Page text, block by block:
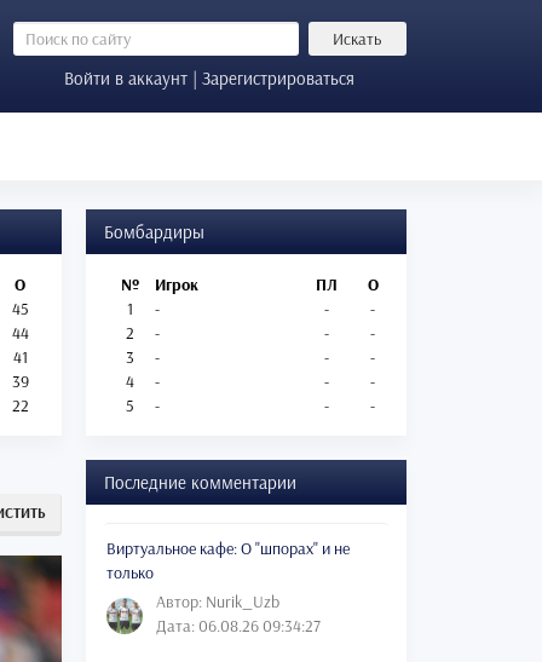
Искать
Войти в аккаунт | Зарегистрироваться
О
45
44
41
39
22
Бомбардиры
№ Игрок ПЛ
О
1
- -
-
2
- -
-
3
- -
-
4
- -
-
5
- - -
Последние комментарии
Виртуальное кафе: О "шпорах" и не
только
Автор: Nurik_Uzb
Дата: 06.08.26 09:34:27